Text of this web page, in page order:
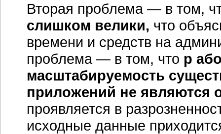
Вторая проблема — в том,
слишком велики, что
времени и средств на
проблема — в том, что р
масштабируемость
приложений не являются
проявляется в
исходные данные